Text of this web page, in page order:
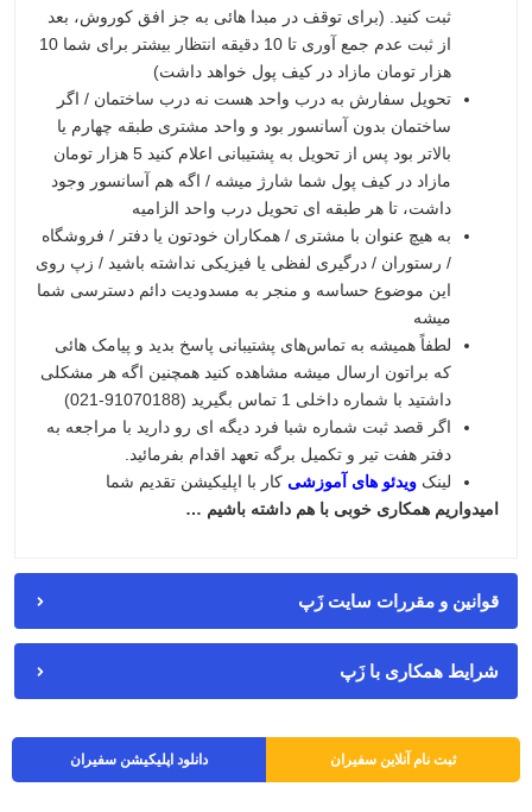
ثبت کنید. (برای توقف در مبدا هائی به جز افق کوروش، بعد
از ثبت عدم جمع آوری تا 10 دقیقه انتظار بیشتر برای شما 10
هزار تومان مازاد در کیف پول خواهد داشت)
تحویل سفارش به درب واحد هست نه درب ساختمان / اگر
ساختمان بدون آسانسور بود و واحد مشتری طبقه چهارم یا
بالاتر بود پس از تحویل به پشتیبانی اعلام کنید 5 هزار تومان
مازاد در کیف پول شما شارژ میشه / اگه هم آسانسور وجود
داشت، تا هر طبقه ای تحویل درب واحد الزامیه
به هیچ عنوان با مشتری / همکاران خودتون یا دفتر / فروشگاه
/ رستوران / درگیری لفظی یا فیزیکی نداشته باشید / زپ روی
این موضوع حساسه و منجر به مسدودیت دائم دسترسی شما
میشه
لطفاً همیشه به تماس‌های پشتیبانی پاسخ بدید و پیامک هائی
که براتون ارسال میشه مشاهده کنید همچنین اگه هر مشکلی
داشتید با شماره داخلی 1 تماس بگیرید (91070188-021)
اگر قصد ثبت شماره شبا فرد دیگه ای رو دارید با مراجعه به
دفتر هفت تیر و تکمیل برگه تعهد اقدام بفرمائید.
لینک ویدئو های آموزشیکار با اپلیکیشن تقدیم شما
امیدواریم همکاری خوبی با هم داشته باشیم …
قوانین و مقررات سایت زَپ
شرایط همکاری با زَپ
ثبت نام آنلاین سفیران دانلود اپلیکیشن سفیران